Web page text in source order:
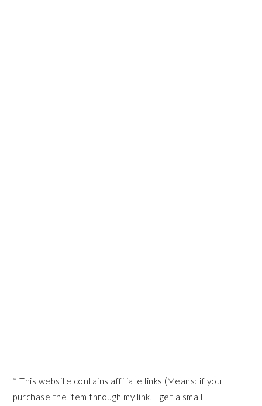
* This website contains affiliate links (Means: if you
purchase the item through my link, I get a small